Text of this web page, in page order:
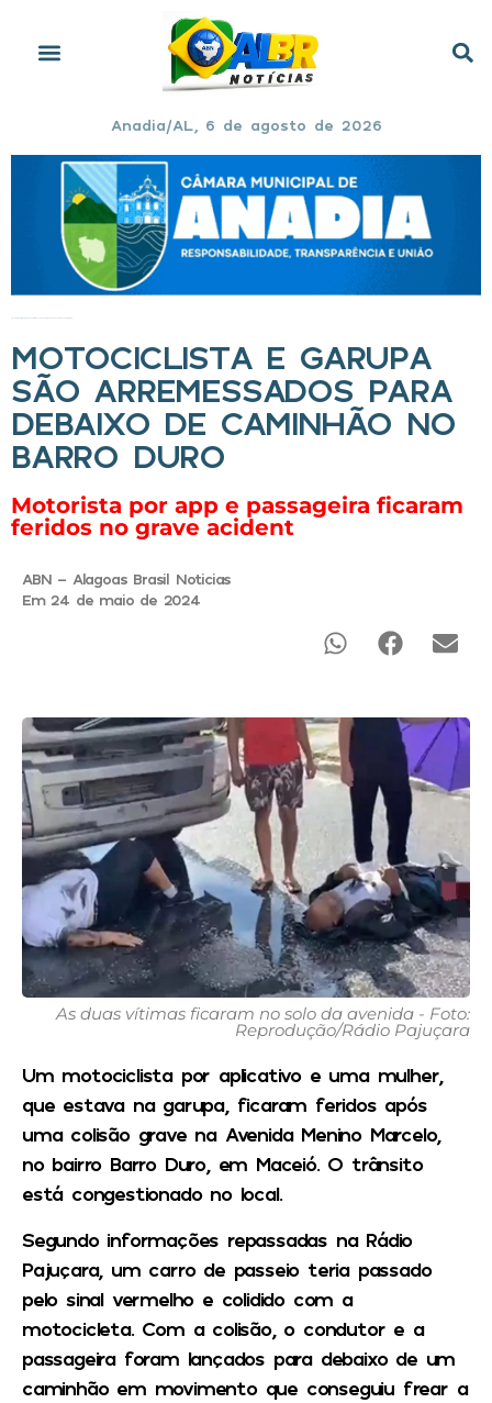
Anadia/AL, 6 de agosto de 2026
MOTOCICLISTA E GARUPA
SÃO ARREMESSADOS PARA
DEBAIXO DE CAMINHÃO NO
BARRO DURO
Motorista por app e passageira ficaram
feridos no grave acident
ABN - Alagoas Brasil Noticias
Em 24 de maio de 2024
As duas vítimas ficaram no solo da avenida - Foto:
Reprodução/Rádio Pajuçara
Um motociclista por aplicativo e uma mulher,
que estava na garupa, ficaram feridos após
uma colisão grave na Avenida Menino Marcelo,
no bairro Barro Duro, em Maceió. O trânsito
está congestionado no local.
Segundo informações repassadas na Rádio
Pajuçara, um carro de passeio teria passado
pelo sinal vermelho e colidido com a
motocicleta. Com a colisão, o condutor e a
passageira foram lançados para debaixo de um
caminhão em movimento que conseguiu frear a